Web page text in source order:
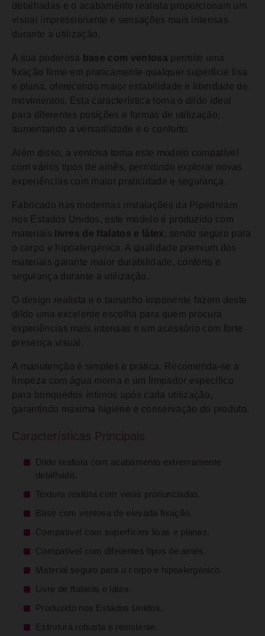
detalhadas e o acabamento realista proporcionam um
visual impressionante e sensações mais intensas
durante a utilização.
A sua poderosa base com ventosa permite uma
fixação firme em praticamente qualquer superfície lisa
e plana, oferecendo maior estabilidade e liberdade de
movimentos. Esta característica torna o dildo ideal
para diferentes posições e formas de utilização,
aumentando a versatilidade e o conforto.
Além disso, a ventosa torna este modelo compatível
com vários tipos de arnês, permitindo explorar novas
experiências com maior praticidade e segurança.
Fabricado nas modernas instalações da Pipedream
nos Estados Unidos, este modelo é produzido com
materiais
livres de ftalatos e látex , sendo seguro para
o corpo e hipoalergénico. A qualidade premium dos
materiais garante maior durabilidade, conforto e
segurança durante a utilização.
O design realista e o tamanho imponente fazem deste
dildo uma excelente escolha para quem procura
experiências mais intensas e um acessório com forte
presença visual.
A manutenção é simples e prática. Recomenda-se a
limpeza com água morna e um limpador específico
para brinquedos íntimos após cada utilização,
garantindo máxima higiene e conservação do produto.
Características Principais
Dildo realista com acabamento extremamente
detalhado.
Textura realista com veias pronunciadas.
Base com ventosa de elevada fixação.
Compatível com superfícies lisas e planas.
Compatível com diferentes tipos de arnês.
Material seguro para o corpo e hipoalergénico.
Livre de ftalatos e látex.
Produzido nos Estados Unidos.
Estrutura robusta e resistente.